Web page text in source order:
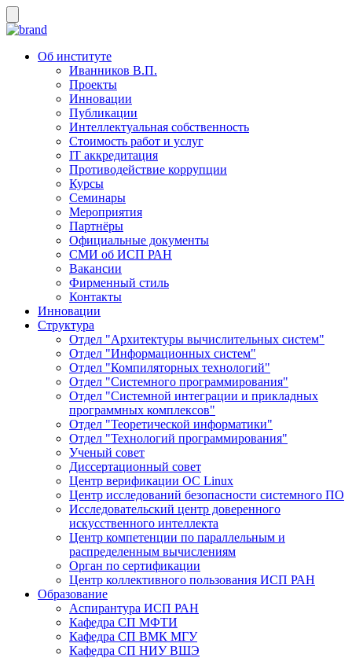
Об институте
Иванников В.П.
Проекты
Инновации
Публикации
Интеллектуальная собственность
Стоимость работ и услуг
IT аккредитация
Противодействие коррупции
Курсы
Семинары
Мероприятия
Партнёры
Официальные документы
СМИ об ИСП РАН
Вакансии
Фирменный стиль
Контакты
Инновации
Структура
Отдел "Архитектуры вычислительных систем"
Отдел "Информационных систем"
Отдел "Компиляторных технологий"
Отдел "Системного программирования"
Отдел "Системной интеграции и прикладных
программных комплексов"
Отдел "Теоретической информатики"
Отдел "Технологий программирования"
Ученый совет
Диссертационный совет
Центр верификации ОС Linux
Центр исследований безопасности системного ПО
Исследовательский центр доверенного
искусственного интеллекта
Центр компетенции по параллельным и
распределенным вычислениям
Орган по сертификации
Центр коллективного пользования ИСП РАН
Образование
Аспирантура ИСП РАН
Кафедра СП МФТИ
Кафедра СП ВМК МГУ
Кафедра СП НИУ ВШЭ